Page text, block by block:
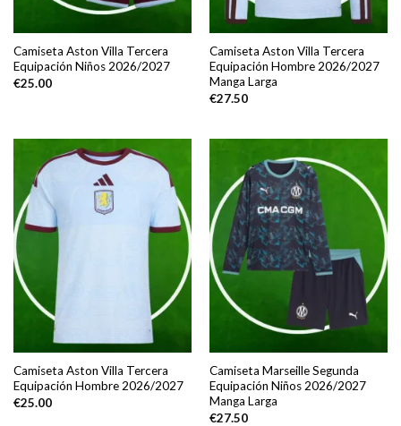
Camiseta Aston Villa Tercera
Equipación Niños 2026/2027
€25.00
Camiseta Aston Villa Tercera
Equipación Hombre 2026/2027
Manga Larga
€27.50
Camiseta Aston Villa Tercera
Equipación Hombre 2026/2027
€25.00
Camiseta Marseille Segunda
Equipación Niños 2026/2027
Manga Larga
€27.50